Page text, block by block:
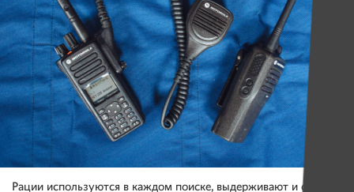
Рации используются в каждом поиске, выдерживают и снег,